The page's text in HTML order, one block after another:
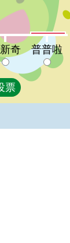
奇:0%普普啦:4%
奇 普普啦
票